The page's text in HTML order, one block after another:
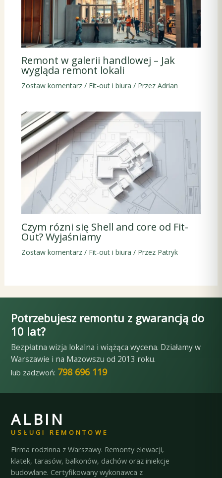
Remont w galerii handlowej – Jak
wygląda remont lokali
Zostaw komentarz / Fit-out i biura / Przez Adrian
Czym rózni się Shell and core od Fit-
Out? Wyjaśniamy
Zostaw komentarz / Fit-out i biura / Przez Patryk
Potrzebujesz remontu z gwarancją do
10 lat?
Bezpłatna wizja lokalna i wiążąca wycena. Działamy w
Warszawie i na Mazowszu od 2013 roku.
lub zadzwoń: 798 696 119
ALBIN
USŁUGI REMONTOWE
Firma rodzinna z Warszawy. Remonty elewacji,
klatek, tarasów, balkonów, dachów oraz iniekcje
budowlane. Certyfikowany wykonawca z